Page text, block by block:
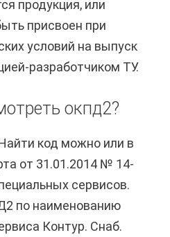
продукция, или
присвоен при
условий на выпуск
разработчиком ТУ.
окпд2?
код можно или в
от 31.01.2014 № 14-
сервисов.
по наименованию
Контур. Снаб.